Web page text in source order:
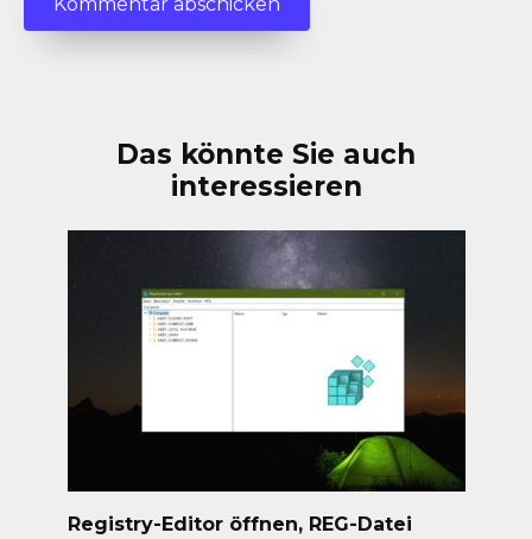
Das könnte Sie auch
interessieren
Registry-Editor öffnen, REG-Datei